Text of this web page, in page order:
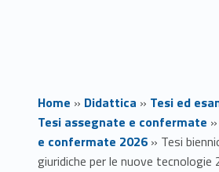
Home » Didattica » Tesi ed
Tesi assegnate e confermate »
e confermate 2026» Tesi
giuridiche per le nuove tecnologie